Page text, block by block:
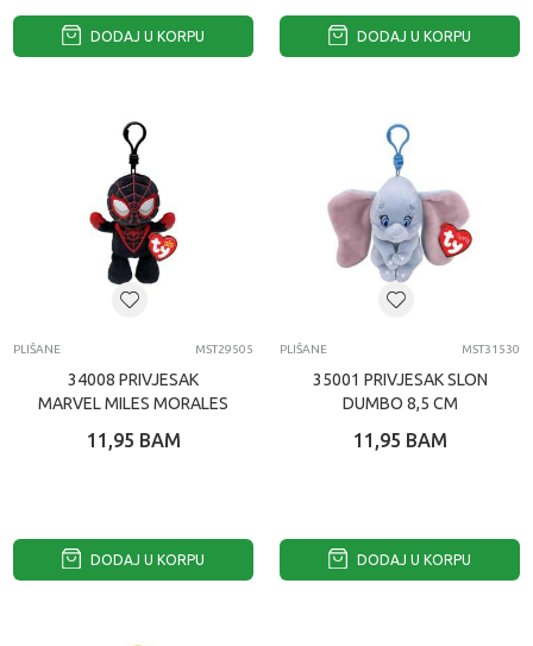
DODAJ U KORPU DODAJ U KORPU
PLIŠANE MST29505
34008 PRIVJESAK
MARVEL MILES MORALES
11,95 BAM
DODAJ U KORPU
PLIŠANE MST31530
35001 PRIVJESAK SLON
DUMBO 8,5 CM
11,95 BAM
DODAJ U KORPU